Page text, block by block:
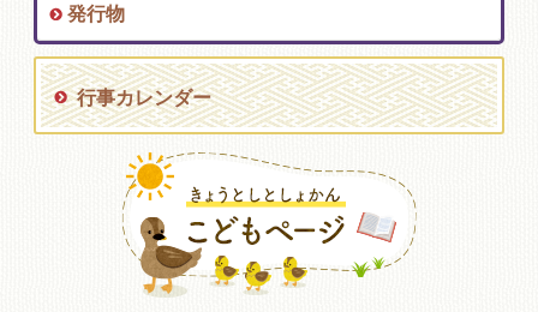
発行物
行事カレンダー